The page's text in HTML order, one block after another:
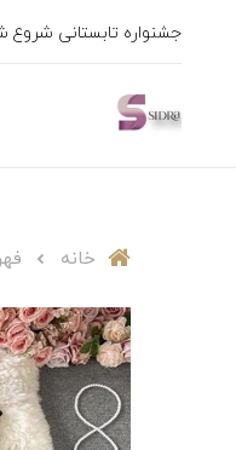
جشنواره تابستانی شروع
خانه